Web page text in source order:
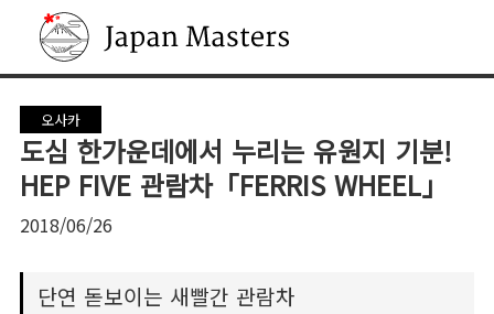
Japan Masters
오사카
도심 한가운데에서 누리는 유원지 기분!
HEP FIVE 관람차「FERRIS WHEEL」
2018/06/26
단연 돋보이는 새빨간 관람차